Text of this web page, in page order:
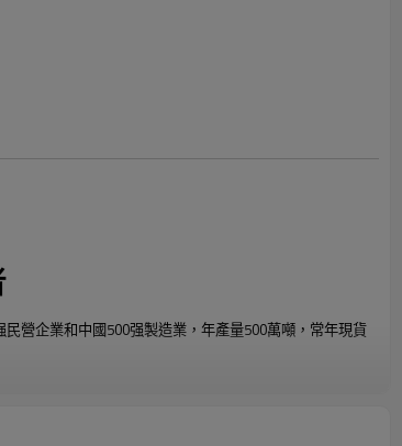
營企業和中國500强製造業，年產量500萬噸，常年現貨
管、ERW鋼管、大直徑厚壁方矩形管、直縫埋弧焊鋼